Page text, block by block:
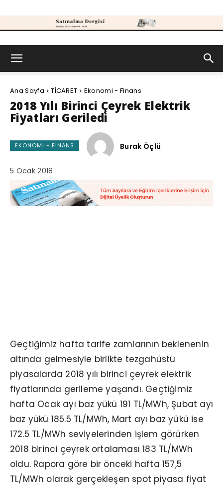
Ana Sayfa TİCARET Ekonomi - Finans
2018 Yılı Birinci Çeyrek Elektrik
Fiyatları Geriledi
EKONOMI - FINANS Burak Öçlü
5 Ocak 2018
Geçtiğimiz hafta tarife zamlarının beklenenin
altında gelmesiyle birlikte tezgahüstü
piyasalarda 2018 yılı birinci çeyrek elektrik
fiyatlarında gerileme yaşandı. Geçtiğimiz
hafta Ocak ayı baz yükü 191 TL/MWh, Şubat ayı
baz yükü 185.5 TL/MWh, Mart ayı baz yükü ise
172.5 TL/MWh seviyelerinden işlem görürken
2018 birinci çeyrek ortalaması 183 TL/MWh
oldu. Rapora göre bir önceki hafta 157,5
TL/MWh olarak gerçekleşen spot piyasa fiyat